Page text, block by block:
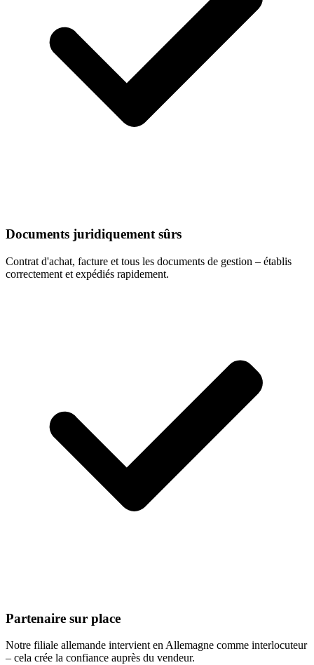
Documents juridiquement sûrs
Contrat d'achat, facture et tous les documents de gestion – établis
correctement et expédiés rapidement.
Partenaire sur place
Notre filiale allemande intervient en Allemagne comme interlocuteur
– cela crée la confiance auprès du vendeur.